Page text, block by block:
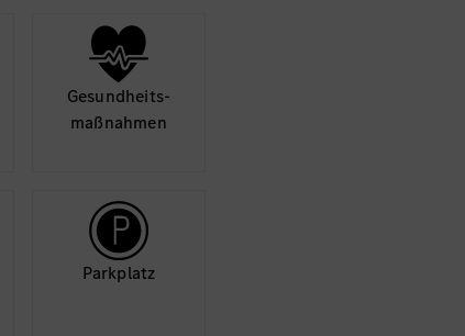
Gesund­heits­
maß­nahmen
Park­platz